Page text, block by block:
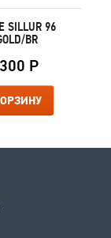
SILLUR 96
BR
Р